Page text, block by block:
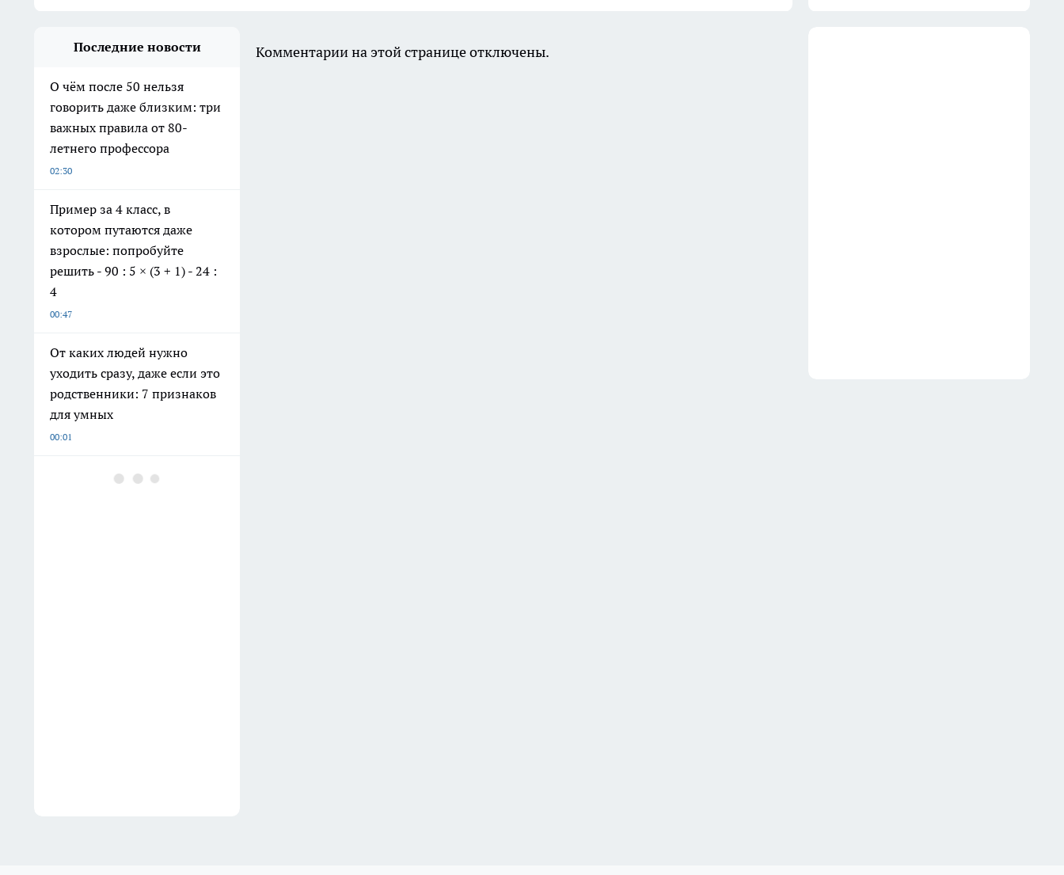
Последние новости
О чём после 50 нельзя
говорить даже близким: три
важных правила от 80-
летнего профессора
02:30
Пример за 4 класс, в
котором путаются даже
взрослые: попробуйте
решить - 90 : 5 × (3 + 1) - 24 :
4
00:47
От каких людей нужно
уходить сразу, даже если это
родственники: 7 признаков
для умных
00:01
Купила в Fix Price подставку
Комментарии на этой странице отключены.